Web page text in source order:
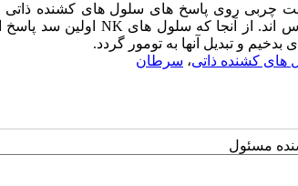
چربی روی پاسخ های سلول های کشنده ذاتی
اند. از آنجا که سلول های NK اولین سد
و تبدیل آنها به تومور گردد.
های کشنده ذاتی، سرطان
مسئول